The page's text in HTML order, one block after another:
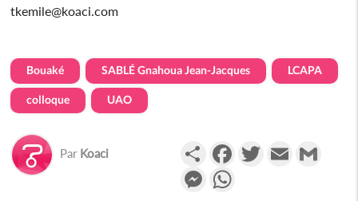
tkemile@koaci.com
Bouaké SABLÉ Gnahoua Jean-Jacques LCAPA
colloque UAO
Par Koaci PartagerFacebookTwitterEmail
Messenger